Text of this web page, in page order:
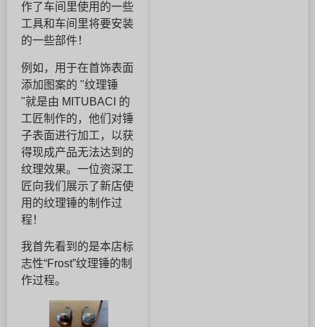
作了车间里使用的一些
工具和车间里将要安装
的一些部件！
例如，用于在首饰表面
添加图案的 "纹理锤
"就是由 MITUBACI 的
工匠制作的，他们对锤
子表面进行加工，以获
得现成产品无法达到的
纹理效果。一位资深工
匠向我们展示了新店使
用的纹理锤的制作过
程！
我首先看到的是本店标
志性“Frost”纹理锤的制
作过程。